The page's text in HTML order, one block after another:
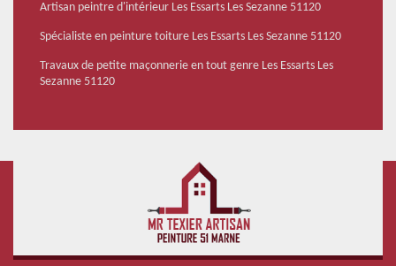
Artisan peintre d'intérieur Les Essarts Les Sezanne 51120
Spécialiste en peinture toiture Les Essarts Les Sezanne 51120
Travaux de petite maçonnerie en tout genre Les Essarts Les
Sezanne 51120